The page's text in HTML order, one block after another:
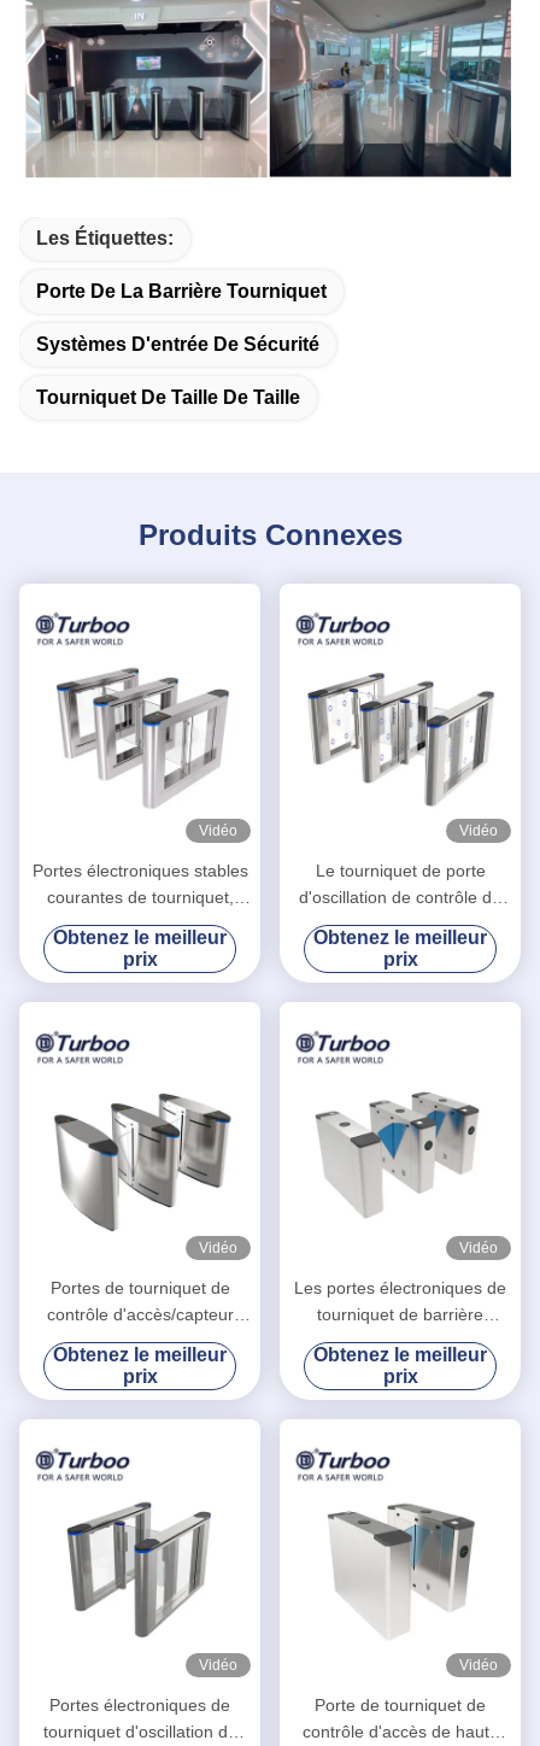
Les Étiquettes:
Porte De La Barrière Tourniquet
Systèmes D'entrée De Sécurité
Tourniquet De Taille De Taille
Produits Connexes
Vidéo
Portes électroniques stables
courantes de tourniquet,
porte piétonnière de barrière
d'oscillation
Obtenez le meilleur
prix
Vidéo
Le tourniquet de porte
d'oscillation de contrôle de
sécurité/la barrière de
glissement déclenche le
conseil acrylique
Obtenez le meilleur
prix
Vidéo
Portes de tourniquet de
contrôle d'accès/capteur
électroniques d'infrarouge
de la porte G-TEK barrière
d'aileron
Obtenez le meilleur
prix
Vidéo
Les portes électroniques de
tourniquet de barrière
escamotable d'aileron
coulent indicateur de lumière
de LED
Obtenez le meilleur
prix
Vidéo
Portes électroniques de
tourniquet d'oscillation de
Vidéo
Porte de tourniquet de
contrôle d'accès de haute